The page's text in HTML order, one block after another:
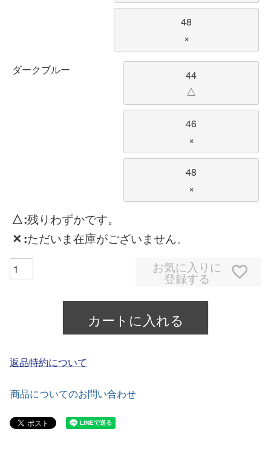
48
×
ダークブルー
44
△
46
×
48
×
△ 残りわずかです。
✕ ただいま在庫がございません。
お気に入りに
登録する
カートに入れる
返品特約について
商品についてのお問い合わせ